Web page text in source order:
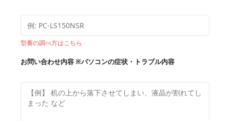
型番の調べ方はこちら
お問い合わせ内容※パソコンの症状・トラブル内容